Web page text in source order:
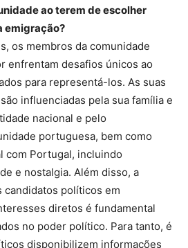
ao terem de escolher
emigração?
os membros da comunidade
enfrentam desafios únicos ao
para representá-los. As suas
influenciadas pela sua família e
nacional e pelo
portuguesa, bem como
com Portugal, incluindo
e nostalgia. Além disso, a
candidatos políticos em
diretos é fundamental
no poder político. Para tanto, é
disponibilizem informações